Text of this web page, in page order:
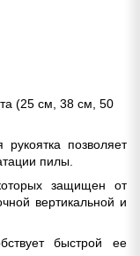
(25 см, 38 см, 50
позволяет
пилы.
защищен от
вертикальной и
быстрой ее